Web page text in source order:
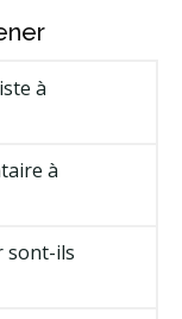
à
à
sont-ils